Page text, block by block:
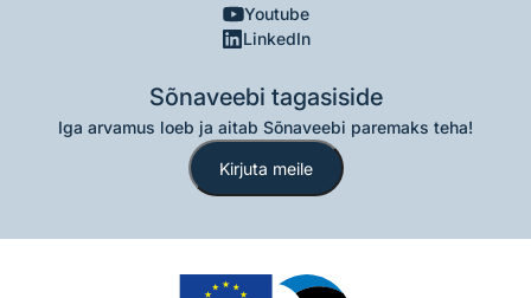
Youtube
LinkedIn
Sõnaveebi tagasiside
Iga arvamus loeb ja aitab Sõnaveebi paremaks teha!
Kirjuta meile